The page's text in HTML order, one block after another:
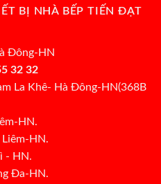
BỊ NHÀ BẾP TIẾN ĐẠT
Đông-HN
32 32
La Khê- Hà Đông-HN(368B
HN.
HN.
- HN.
Đa-HN.